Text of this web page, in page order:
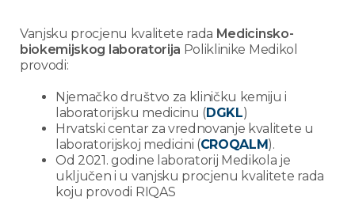
Vanjsku procjenu kvalitete rada Medicinsko-
biokemijskog laboratorija Poliklinike Medikol
provodi:
Njemačko društvo za kliničku kemiju i
laboratorijsku medicinu (DGKL)
Hrvatski centar za vrednovanje kvalitete u
laboratorijskoj medicini (CROQALM ).
Od 2021. godine laboratorij Medikola je
uključen i u vanjsku procjenu kvalitete rada
koju provodi RIQAS